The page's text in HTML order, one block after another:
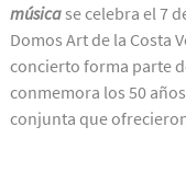
músicase celebra el 7
Domos Art de la Costa
concierto forma parte
conmemora los 50
conjunta que